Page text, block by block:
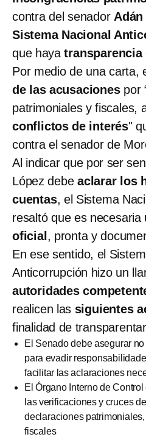
contra del senador
Sistema Nacional
que hayatransparencia
Por medio de una carta,
de las acusacionespor
patrimoniales y fiscales,
conflictos de interés"
contra el senador de
Al indicar que por ser
López debeaclarar los
cuentas, el Sistema
resaltó que es
oficial, pronta y
En ese sentido, el
Anticorrupción hizo un
autoridades
realicen las siguientes
finalidad de
El Senado debe asegurar
para evadir
facilitar las aclaraciones
El Órgano Interno de
las verificaciones y cruces
declaraciones
fiscales